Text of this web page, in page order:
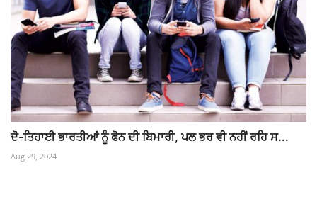
ਦੋ-ਤਿਹਾਈ ਭਾਰਤੀਆਂ ਨੂੰ ਫੋਨ ਦੀ ਬਿਮਾਰੀ, ਪਲ ਭਰ ਵੀ ਨਹੀਂ ਰਹਿ ਸ...
Aug 29, 2024